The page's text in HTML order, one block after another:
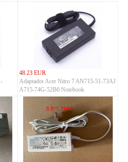
48.23 EUR
Adaptador Acer Nitro 7 AN715-51-73AJ
A715-74G-52B0 Notebook